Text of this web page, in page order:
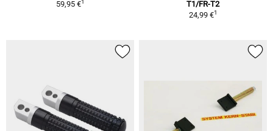
59,95 €1
T1/FR-T2
24,99 €1